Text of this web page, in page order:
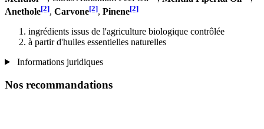
Anethole[2], Carvone[2], Pinene[2]
ingrédients issus de l'agriculture biologique contrôlée
à partir d'huiles essentielles naturelles
Informations juridiques
Nos recommandations